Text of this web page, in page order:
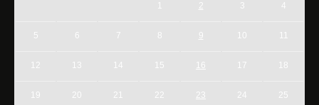
1 2 3
5 6 7 8 9 10 11
12 13 14 15 16 17 18
19 20 21 22 23 24 25